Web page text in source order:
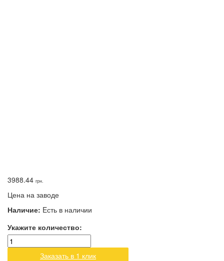
3988.44 грн.
Цена на заводе
Наличие: Eсть в наличии
Укажите количество:
Заказать в 1 клик